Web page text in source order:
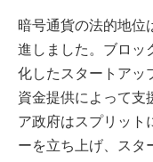
暗号通貨の法的地位
進しました。ブロッ
化したスタートアッ
資金提供によって支
ア政府はスプリット
ーを立ち上げ、スタ